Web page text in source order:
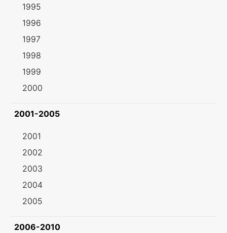
1995
1996
1997
1998
1999
2000
2001-2005
2001
2002
2003
2004
2005
2006-2010